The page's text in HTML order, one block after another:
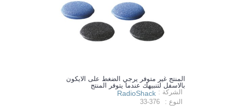
المنتج غير متوفر يرجي الضغط على الايكون
بالاسفل لتنبيهك عندما يتوفر المنتج
الشركة : RadioShack
النوع :
33-376